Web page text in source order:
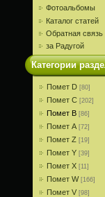
Фотоальбомы
Каталог статей
Обратная связь
за Радугой
Категории
Помет D [80]
Помет С [202]
Помет В [86]
Помет A [72]
Помет Z [19]
Помет Y [39]
Помет X [11]
Помет W [166]
Помет V [98]